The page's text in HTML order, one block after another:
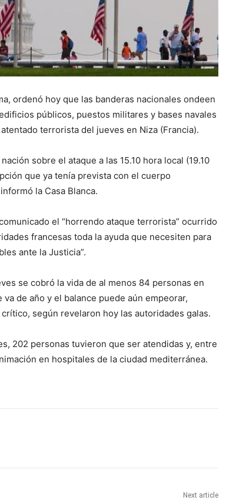
ordenó hoy que las banderas nacionales ondeen
públicos, puestos militares y bases navales
terrorista del jueves en Niza (Francia).
sobre el ataque a las 15.10 hora local (19.10
que ya tenía prevista con el cuerpo
la Casa Blanca.
el “horrendo ataque terrorista” ocurrido
francesas toda la ayuda que necesiten para
ante la Justicia”.
se cobró la vida de al menos 84 personas en
de año y el balance puede aún empeorar,
según revelaron hoy las autoridades galas.
202 personas tuvieron que ser atendidas y, entre
en hospitales de la ciudad mediterránea.
Next article